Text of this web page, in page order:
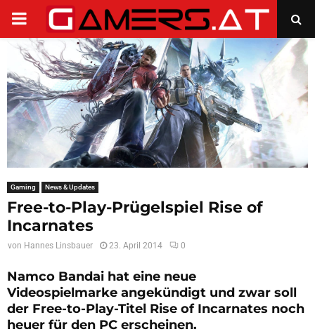
PRIMARY
MENU
Gaming News & Updates
Free-to-Play-Prügelspiel Rise of
Incarnates
von Hannes Linsbauer 23. April 2014 0
Namco Bandai hat eine neue
Videospielmarke angekündigt und zwar soll
der Free-to-Play-Titel Rise of Incarnates noch
heuer für den PC erscheinen.